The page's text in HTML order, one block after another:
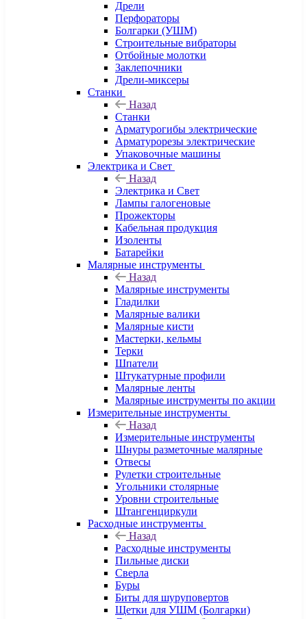
Дрели
Перфораторы
Болгарки (УШМ)
Строительные вибраторы
Отбойные молотки
Заклепочники
Дрели-миксеры
Станки
Назад
Станки
Арматурогибы электрические
Арматурорезы электрические
Упаковочные машины
Электрика и Свет
Назад
Электрика и Свет
Лампы галогеновые
Прожекторы
Кабельная продукция
Изоленты
Батарейки
Малярные инструменты
Назад
Малярные инструменты
Гладилки
Малярные валики
Малярные кисти
Мастерки, кельмы
Терки
Шпатели
Штукатурные профили
Малярные ленты
Малярные инструменты по акции
Измерительные инструменты
Назад
Измерительные инструменты
Шнуры разметочные малярные
Отвесы
Рулетки строительные
Угольники столярные
Уровни строительные
Штангенциркули
Расходные инструменты
Назад
Расходные инструменты
Пильные диски
Сверла
Буры
Биты для шуруповертов
Щетки для УШМ (Болгарки)